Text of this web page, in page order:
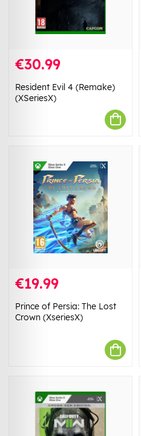
€30.99
Resident Evil 4 (Remake)
(XSeriesX)
€19.99
Prince of Persia: The Lost
Crown (XseriesX)